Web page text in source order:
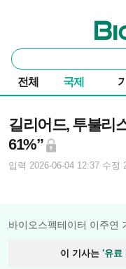
바이
통
합
검
색
전체 국제
길리어드, 투불리
61%”
입력 2026-06-04 12:37 수정
바이오스펙테이터 이주연
이 기사는 '유료